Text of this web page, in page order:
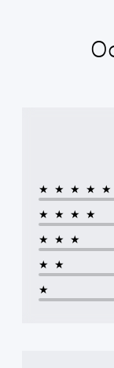
★★★★★
★★★★
★★★
★★
★